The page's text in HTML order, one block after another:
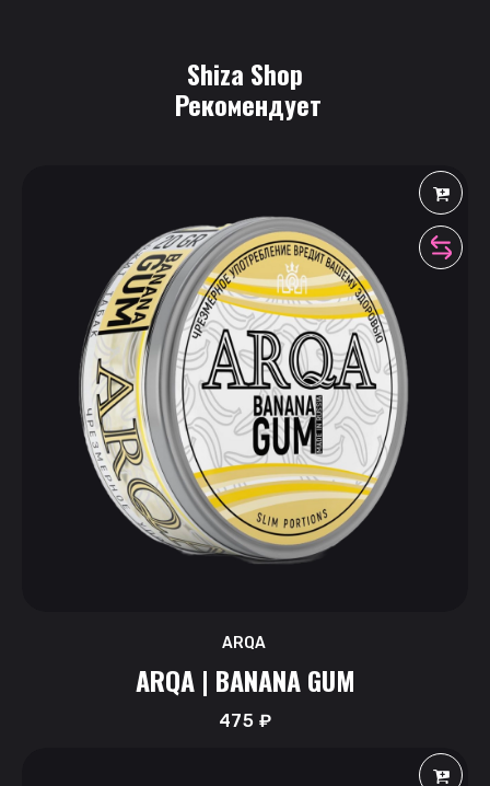
Shiza Shop
Рекомендует
ARQA
ARQA | BANANA GUM
475 ₽